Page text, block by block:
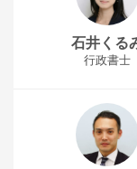
石井くる
行政書士